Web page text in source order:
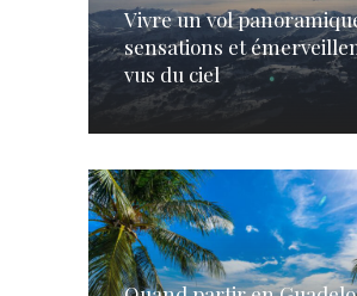
Vivre un vol
sensations et
vus du ciel